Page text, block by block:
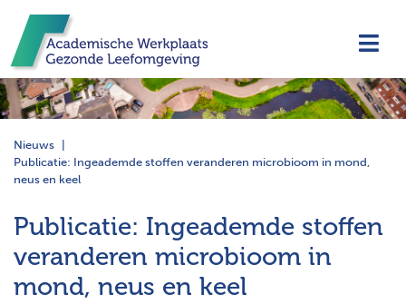
Nieuws
Publicatie: Ingeademde stoffen veranderen microbioom in mond,
neus en keel
Publicatie: Ingeademde stoffen
veranderen microbioom in
mond, neus en keel